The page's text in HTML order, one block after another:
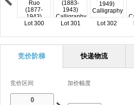
Lot 300 Lot 301 Lot 302
竞价阶梯 快递物流
竞价区间 加价幅度
0